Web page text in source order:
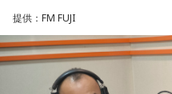
「お金が無事に戻ってくる」
で、開運アクションとして親
ただし、財布を新調したか
セラ」の時の花火は相性が良
した。帰り道もプレイリス
がその余韻でまたウルウルし
最高の演奏を、本当にあり
提供：FM FUJI